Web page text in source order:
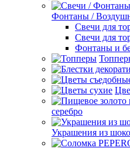
Фонтаны /
Свечи для
Свечи для
Фонтаны и
серебро
Украшения из